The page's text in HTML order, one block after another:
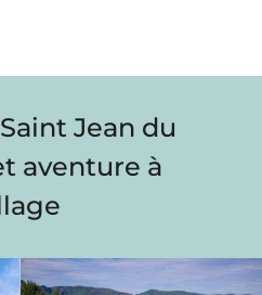
Jean du
aventure à